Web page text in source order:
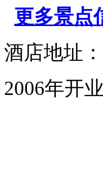
更多景点
酒店地址
2006年开